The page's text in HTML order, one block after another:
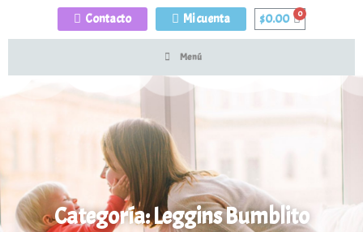
Contacto Mi cuenta $0.00
Menú
Categoría: Leggins Bumblito